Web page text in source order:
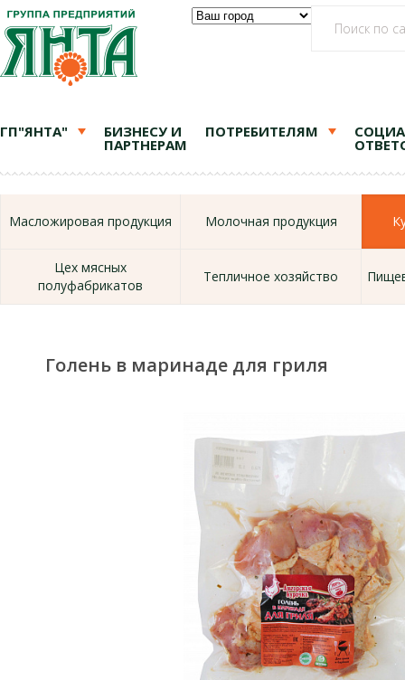
ГП"ЯНТА" БИЗНЕСУ И
ПАРТНЕРАМ
ПОТРЕБИТЕЛЯМ
Масложировая продукция Молочная продукция
Цех мясных
полуфабрикатов
Тепличное хозяйство
Голень в маринаде для гриля